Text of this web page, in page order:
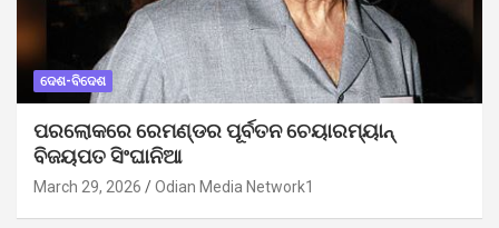
ଦେଶ-ବିଦେଶ
ପରଲୋକରେ ରେମଣ୍ଡର ପୂର୍ବତନ ଚେୟାରମ୍ୟାନ୍
ବିଜୟପତ ସିଂଘାନିଆ
March 29, 2026 Odian Media Network1